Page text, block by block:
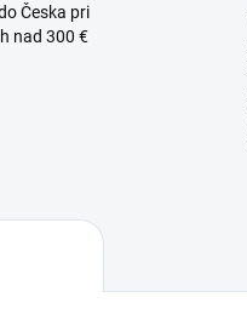
Česka pri
nad 300 €